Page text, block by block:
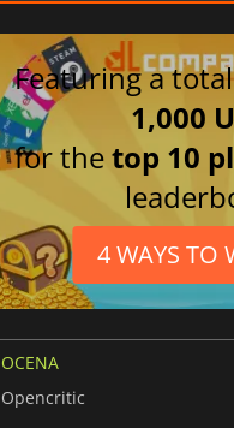
Featuring a
1,000
for thetop 10
4 WAYS TO
OCENA
Opencritic